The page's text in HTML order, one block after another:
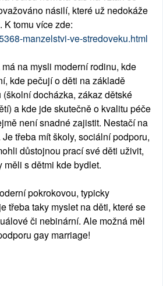
násilí, které už nedokáže
K tomu více zde:
manzelstvi-ve-stredoveku.html
na mysli moderní rodinu, kde
kde pečují o děti na základě
docházka, zákaz dětské
a kde jde skutečně o kvalitu péče
není snadné zajistit. Nestačí na
třeba mít školy, sociální podporu,
důstojnou prací své děti uživit,
měli s dětmi kde bydlet.
pokrokovou, typicky
třeba taky myslet na děti, které se
či nebinární. Ale možná měl
gay marriage!